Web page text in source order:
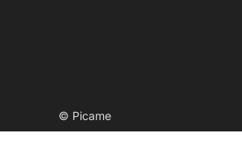
© Picame